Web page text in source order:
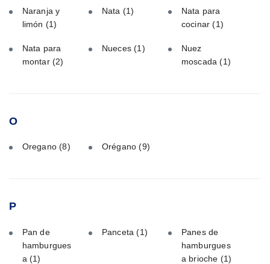
Naranja y
limón (1)
Nata (1)
Nata para
cocinar(1)
Nata para
montar (2)
Nueces(1)
Nuez
moscada(1)
O
Oregano(8) Orégano(9)
P
Pan de
hamburgues
a (1)
Panceta(1)
Panes de
hamburgues
a brioche (1)